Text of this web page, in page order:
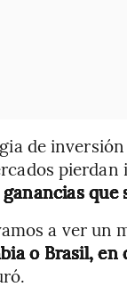
de
que
a ver un
o Brasil, en